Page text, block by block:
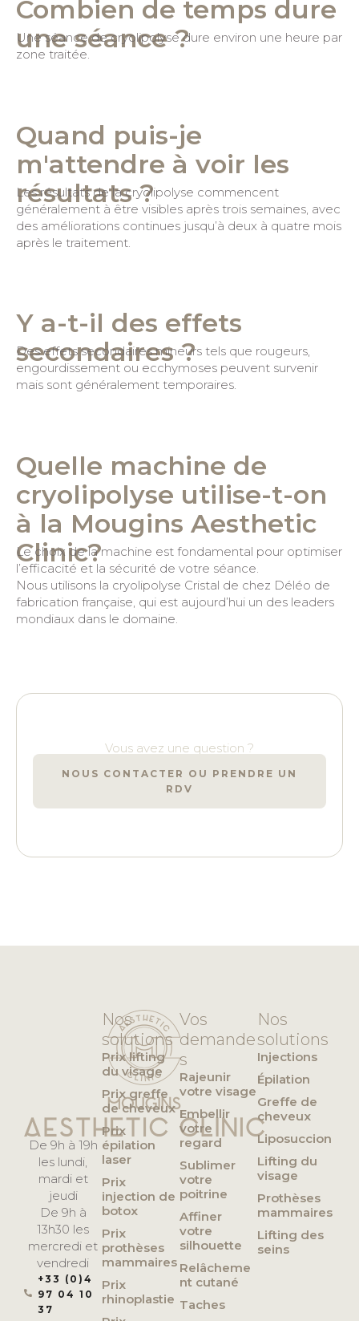
Combien de temps dure
une séance ?
Une séance de cryolipolyse dure environ une heure par
zone traitée.
Quand puis-je
m'attendre à voir les
résultats ?
Les résultats de la cryolipolyse commencent
généralement à être visibles après trois semaines, avec
des améliorations continues jusqu’à deux à quatre mois
après le traitement.
Y a-t-il des effets
secondaires ?
Des effets secondaires mineurs tels que rougeurs,
engourdissement ou ecchymoses peuvent survenir
mais sont généralement temporaires.
Quelle machine de
cryolipolyse utilise-t-on
à la Mougins Aesthetic
Clinic?
Le choix de la machine est fondamental pour optimiser
l’efficacité et la sécurité de votre séance.
Nous utilisons la cryolipolyse Cristal de chez Déléo de
fabrication française, qui est aujourd’hui un des leaders
mondiaux dans le domaine.
Vous avez une question ?
NOUS CONTACTER OU PRENDRE UN
RDV
De 9h à 19h
les lundi,
mardi et
jeudi
De 9h à
13h30 les
mercredi et
vendredi
+33 (0)4
97 04 10
37
Nos
solutions
Prix lifting
du visage
Prix greffe
de cheveux
Prix
épilation
laser
Prix
injection de
botox
Prix
prothèses
mammaires
Prix
rhinoplastie
Vos
demande
s
Rajeunir
votre visage
Embellir
votre
regard
Sublimer
votre
poitrine
Affiner
votre
silhouette
Relâcheme
nt cutané
Taches
Nos
solutions
Injections
Épilation
Greffe de
cheveux
Liposuccion
Lifting du
visage
Prothèses
mammaires
Lifting des
seins